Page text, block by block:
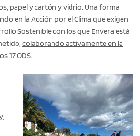
papel y cartón y vidrio. Una forma
en la Acción por el Clima que exigen
Sostenible con los que Envera está
colaborando activamente en la
17 ODS.